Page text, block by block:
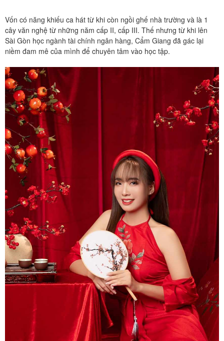
Vốn có năng khiếu ca hát từ khi còn ngồi ghế nhà trường và là 1
cây văn nghệ từ những năm cấp II, cấp III. Thế nhưng từ khi lên
Sài Gòn học ngành tài chính ngân hàng, Cẩm Giang đã gác lại
niềm đam mê của mình để chuyên tâm vào học tập.